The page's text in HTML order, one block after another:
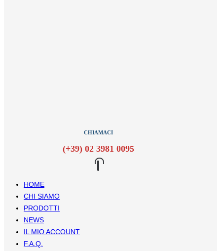
CHIAMACI
(+39) 02 3981 0095
HOME
CHI SIAMO
PRODOTTI
NEWS
IL MIO ACCOUNT
F.A.Q.